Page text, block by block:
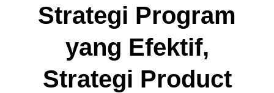
Strategi Program
yang Efektif,
Strategi Product